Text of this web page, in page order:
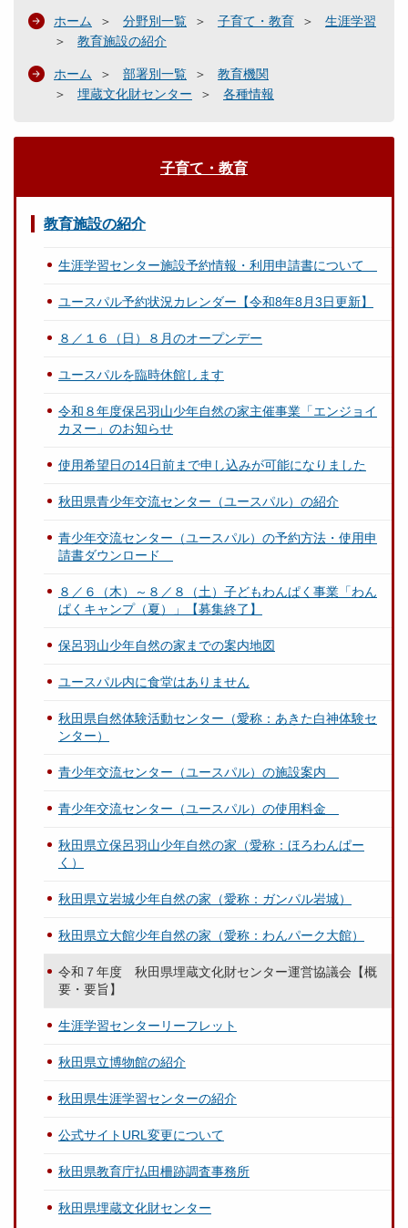
ホーム 分野別一覧 子育て・教育
生涯学習
教育施設の紹介
ホーム 部署別一覧
教育機関
埋蔵文化財センター
各種情報
子育て・教育
教育施設の紹介
生涯学習センター施設予約情報・利用申請書について
ユースパル予約状況カレンダー【令和8年8月3日更新】
８／１６（日）８月のオープンデー
ユースパルを臨時休館します
令和８年度保呂羽山少年自然の家主催事業「エンジョイ
カヌー」のお知らせ
使用希望日の14日前まで申し込みが可能になりました
秋田県青少年交流センター（ユースパル）の紹介
青少年交流センター（ユースパル）の予約方法・使用申
請書ダウンロード
８／６（木）～８／８（土）子どもわんぱく事業「わん
ぱくキャンプ（夏）」【募集終了】
保呂羽山少年自然の家までの案内地図
ユースパル内に食堂はありません
秋田県自然体験活動センター（愛称：あきた白神体験セ
ンター）
青少年交流センター（ユースパル）の施設案内
青少年交流センター（ユースパル）の使用料金
秋田県立保呂羽山少年自然の家（愛称：ほろわんぱー
く）
秋田県立岩城少年自然の家（愛称：ガンパル岩城）
秋田県立大館少年自然の家（愛称：わんパーク大館）
令和７年度 秋田県埋蔵文化財センター運営協議会【概
要・要旨】
生涯学習センターリーフレット
秋田県立博物館の紹介
秋田県生涯学習センターの紹介
公式サイトURL変更について
秋田県教育庁払田柵跡調査事務所
秋田県埋蔵文化財センター